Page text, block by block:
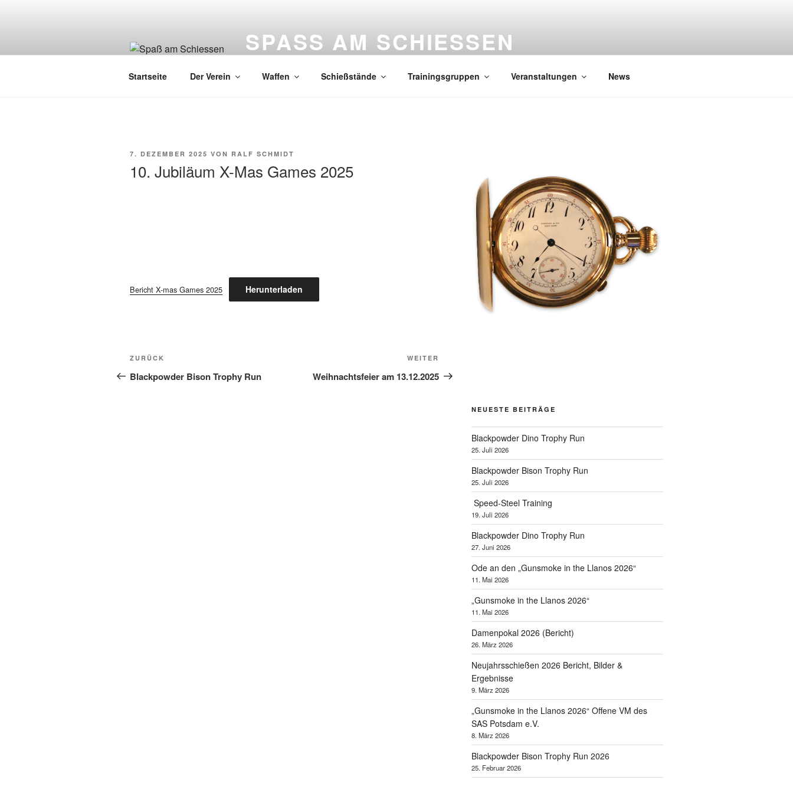
SPASS AM SCHIESSEN
Startseite Der Verein Waffen Schießstände Trainingsgruppen Veranstaltungen News
VERÖFFENTLICHT
7. DEZEMBER 2025 VON RALF SCHMIDT
10. Jubiläum X-Mas Games 2025
Bericht X-mas Games 2025 Herunterladen
Beitragsnavigation
Vorheriger
Beitrag
ZURÜCK
Blackpowder Bison Trophy Run
Beitrag
WEITER
Weihnachtsfeier am 13.12.2025
NEUESTE BEITRÄGE
Blackpowder Dino Trophy Run
25. Juli 2026
Blackpowder Bison Trophy Run
25. Juli 2026
Speed-Steel Training
19. Juli 2026
Blackpowder Dino Trophy Run
27. Juni 2026
Ode an den „Gunsmoke in the Llanos 2026“
11. Mai 2026
„Gunsmoke in the Llanos 2026“
11. Mai 2026
Damenpokal 2026 (Bericht)
26. März 2026
Neujahrsschießen 2026 Bericht, Bilder &
Ergebnisse
9. März 2026
„Gunsmoke in the Llanos 2026“ Offene VM des
SAS Potsdam e.V.
8. März 2026
Blackpowder Bison Trophy Run 2026
25. Februar 2026